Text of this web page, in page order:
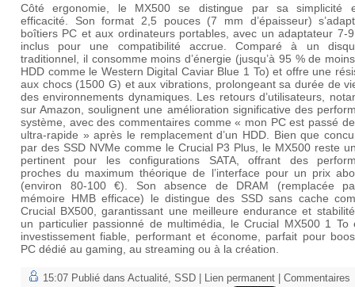
Côté ergonomie, le MX500 se distingue par sa simplicité
efficacité. Son format 2,5 pouces (7 mm d’épaisseur)
boîtiers PC et aux ordinateurs portables, avec un adaptateur 7-
inclus pour une compatibilité accrue. Comparé à un
traditionnel, il consomme moins d’énergie (jusqu’à 95 % de
HDD comme le Western Digital Caviar Blue 1 To) et offre une
aux chocs (1500 G) et aux vibrations, prolongeant sa durée de
des environnements dynamiques. Les retours d’utilisateurs,
sur Amazon, soulignent une amélioration significative des
système, avec des commentaires comme « mon PC est passé
ultra-rapide » après le remplacement d’un HDD. Bien que
par des SSD NVMe comme le Crucial P3 Plus, le MX500 reste
pertinent pour les configurations SATA, offrant des
proches du maximum théorique de l’interface pour un prix
(environ 80-100 €). Son absence de DRAM (remplacée
mémoire HMB efficace) le distingue des SSD sans cache
Crucial BX500, garantissant une meilleure endurance et
un particulier passionné de multimédia, le Crucial MX500 1 To
investissement fiable, performant et économe, parfait pour
PC dédié au gaming, au streaming ou à la création.
15:07 Publié dans Actualité SSD Lien permanent
Commentaires